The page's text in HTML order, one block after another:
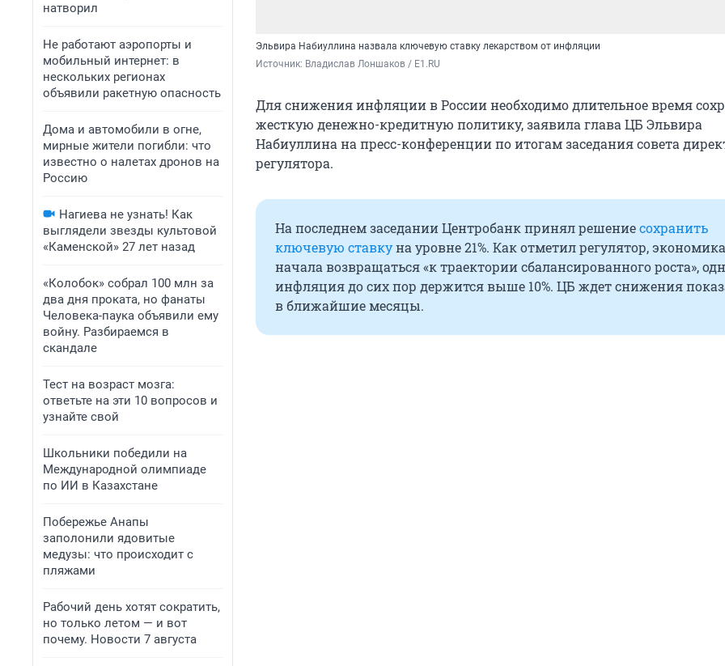
натворил
Не работают аэропорты и
мобильный интернет: в
нескольких регионах
объявили ракетную опасность
Дома и автомобили в огне,
мирные жители погибли: что
известно о налетах дронов на
Россию
Нагиева не узнать! Как
выглядели звезды культовой
«Каменской» 27 лет назад
«Колобок» собрал 100 млн за
два дня проката, но фанаты
Человека-паука объявили ему
войну. Разбираемся в
скандале
Тест на возраст мозга:
ответьте на эти 10 вопросов и
узнайте свой
Школьники победили на
Международной олимпиаде
по ИИ в Казахстане
Побережье Анапы
заполонили ядовитые
медузы: что происходит с
пляжами
Рабочий день хотят сократить,
но только летом — и вот
почему. Новости 7 августа
Эльвира Набиуллина назвала ключевую ставку лекарством от инфляции
Источник: Владислав Лоншаков / E1.RU
Для снижения инфляции в России необходимо длительное время
жесткую денежно-кредитную политику, заявила глава ЦБ Эльвира
Набиуллина на пресс-конференции по итогам заседания совета
регулятора.
На последнем заседании Центробанк принял решениесохранить
ключевую ставкуна уровне 21%. Как отметил регулятор,
начала возвращаться «к траектории сбалансированного роста»,
инфляция до сих пор держится выше 10%. ЦБ ждет снижения
в ближайшие месяцы.